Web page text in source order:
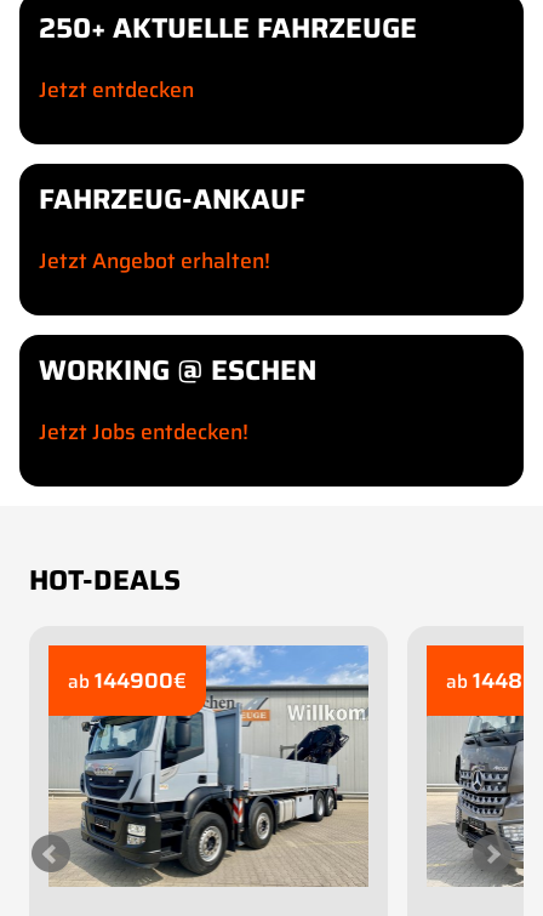
250+ AKTUELLE FAHRZEUGE
Jetzt entdecken
FAHRZEUG-ANKAUF
Jetzt Angebot erhalten!
WORKING @ ESCHEN
Jetzt Jobs entdecken!
HOT-DEALS
ab144900€ ab